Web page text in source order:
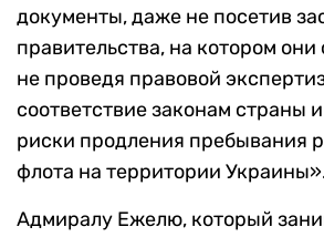
документы, даже не посетив
правительства, на котором
не проведя правовой
соответствие законам страны
риски продления пребывания
флота на территории
Адмиралу Ежелю, который